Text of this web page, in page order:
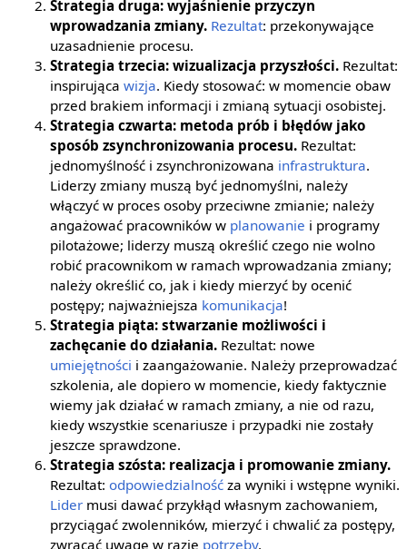
Strategia druga: wyjaśnienie przyczyn
wprowadzania zmiany. Rezultat: przekonywające
uzasadnienie procesu.
Strategia trzecia: wizualizacja przyszłości. Rezultat:
inspirującawizja. Kiedy stosować: w momencie obaw
przed brakiem informacji i zmianą sytuacji osobistej.
Strategia czwarta: metoda prób i błędów jako
sposób zsynchronizowania procesu. Rezultat:
jednomyślność i zsynchronizowana infrastruktura.
Liderzy zmiany muszą być jednomyślni, należy
włączyć w proces osoby przeciwne zmianie; należy
angażować pracowników w planowanie i programy
pilotażowe; liderzy muszą określić czego nie wolno
robić pracownikom w ramach wprowadzania zmiany;
należy określić co, jak i kiedy mierzyć by ocenić
postępy; najważniejsza komunikacja!
Strategia piąta: stwarzanie możliwości i
zachęcanie do działania. Rezultat: nowe
umiejętności i zaangażowanie. Należy przeprowadzać
szkolenia, ale dopiero w momencie, kiedy faktycznie
wiemy jak działać w ramach zmiany, a nie od razu,
kiedy wszystkie scenariusze i przypadki nie zostały
jeszcze sprawdzone.
Strategia szósta: realizacja i promowanie zmiany.
Rezultat:odpowiedzialność za wyniki i wstępne wyniki.
Lider musi dawać przykłąd własnym zachowaniem,
przyciągać zwolenników, mierzyć i chwalić za postępy,
zwracać uwagę w razie potrzeby.